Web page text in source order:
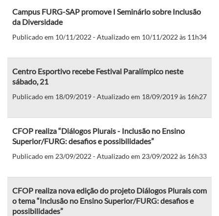
Campus FURG-SAP promove I Seminário sobre Inclusão
da Diversidade
Publicado em 10/11/2022 - Atualizado em 10/11/2022 às 11h34
Centro Esportivo recebe Festival Paralímpico neste
sábado, 21
Publicado em 18/09/2019 - Atualizado em 18/09/2019 às 16h27
CFOP realiza “Diálogos Plurais - Inclusão no Ensino
Superior/FURG: desafios e possibilidades”
Publicado em 23/09/2022 - Atualizado em 23/09/2022 às 16h33
CFOP realiza nova edição do projeto Diálogos Plurais com
o tema “Inclusão no Ensino Superior/FURG: desafios e
possibilidades”